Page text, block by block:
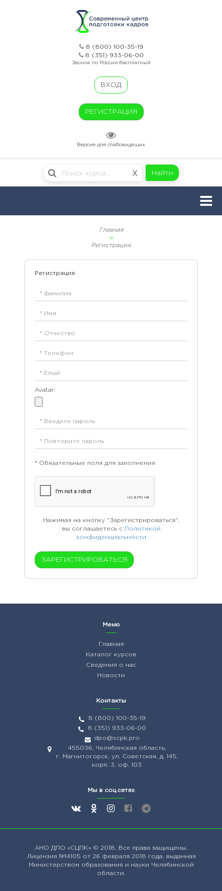
8 (800) 100-35-19
8 (351) 933-06-00
Звонок по России бесплатный
ВХОД
РЕГИСТРАЦИЯ
Версия для слабовидящих
X Найти
Главная
Регистрация
Регистрация
Avatar:
* Обязательные поля для заполнения
Нажимая на кнопку "Зарегистрироваться",
вы соглашаетесь с Политикой
конфиденциальности
Меню
Главная
Каталог курсов
Сведения о нас
Новости
Контакты
8 (800) 100-35-19
8 (351) 933-06-00
dpo@scpk.pro
455036, Челябинская область,
г. Магнитогорск, ул. Советская, д. 145,
корп. 3, оф. 103
Мы в соц.сетях
АНО ДПО «СЦПК» © 2018. Все права защищены.
Лицензия №14105 от 26 февраля 2018 года, выданная
Министерством образования и науки Челябинской
области.